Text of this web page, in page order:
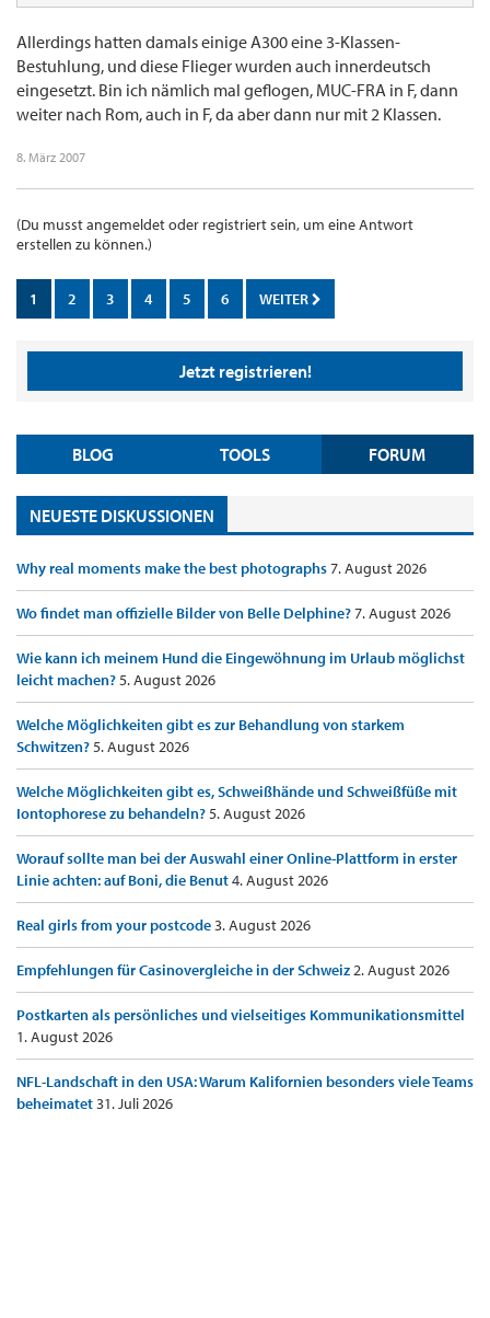
Allerdings hatten damals einige A300 eine 3-Klassen-
Bestuhlung, und diese Flieger wurden auch innerdeutsch
eingesetzt. Bin ich nämlich mal geflogen, MUC-FRA in F, dann
weiter nach Rom, auch in F, da aber dann nur mit 2 Klassen.
8. März 2007
(Du musst angemeldet oder registriert sein, um eine Antwort
erstellen zu können.)
1 2 3 4 5 6 WEITER
Jetzt registrieren!
BLOG TOOLS FORUM
NEUESTE DISKUSSIONEN
Why real moments make the best photographs7. August 2026
Wo findet man offizielle Bilder von Belle Delphine?7. August 2026
Wie kann ich meinem Hund die Eingewöhnung im Urlaub möglichst
leicht machen?5. August 2026
Welche Möglichkeiten gibt es zur Behandlung von starkem
Schwitzen?5. August 2026
Welche Möglichkeiten gibt es, Schweißhände und Schweißfüße mit
Iontophorese zu behandeln?5. August 2026
Worauf sollte man bei der Auswahl einer Online-Plattform in erster
Linie achten: auf Boni, die Benut4. August 2026
Real girls from your postcode3. August 2026
Empfehlungen für Casinovergleiche in der Schweiz2. August 2026
Postkarten als persönliches und vielseitiges Kommunikationsmittel
1. August 2026
NFL-Landschaft in den USA: Warum Kalifornien besonders viele Teams
beheimatet31. Juli 2026